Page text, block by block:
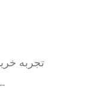
تجربه